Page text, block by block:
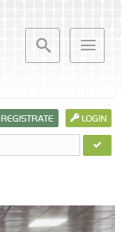
LOGIN
REGISTRATE